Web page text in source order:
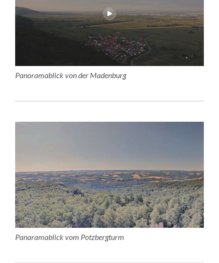
Panoramablick von der Madenburg
Panaramablick vom Potzbergturm